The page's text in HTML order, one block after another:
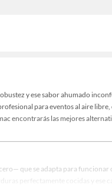
y ese sabor ahumado
para eventos al aire libre,
encontrarás las mejores
que se adapta para funcionar
perfectamente cocidas y ese